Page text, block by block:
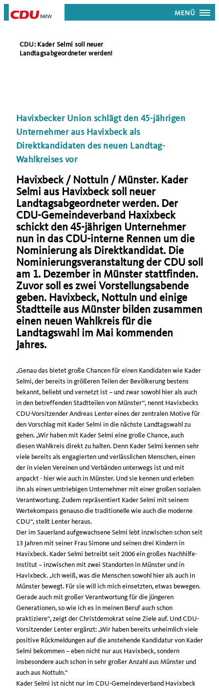
MENÜ
CDU: Kader Selmi soll neuer
Landtagsabgeordneter werden!
Havixbecker Union schlägt den 45-jährigen
Unternehmer aus Havixbeck als
Direktkandidaten des neuen Landtag-
Wahlkreises vor
Havixbeck / Nottuln / Münster. Kader
Selmi aus Havixbeck soll neuer
Landtagsabgeordneter werden. Der
CDU-Gemeindeverband Haxixbeck
schickt den 45-jährigen Unternehmer
nun in das CDU-interne Rennen um die
Nominierung als Direktkandidat. Die
Nominierungsveranstaltung der CDU soll
am 1. Dezember in Münster stattfinden.
Zuvor soll es zwei Vorstellungsabende
geben. Havixbeck, Nottuln und einige
Stadtteile aus Münster bilden zusammen
einen neuen Wahlkreis für die
Landtagswahl im Mai kommenden
Jahres.
Genau das bietet große Chancen für einen Kandidaten wie Kader
Selmi, der bereits in größeren Teilen der Bevölkerung bestens
bekannt, beliebt und vernetzt ist – und zwar sowohl hier als auch
in den betreffenden Stadtteilen von Münster“, nennt Havixbecks
CDU-Vorsitzender Andreas Lenter eines der zentralen Motive für
den Vorschlag mit Kader Selmi in die nächste Landtagswahl zu
gehen. „Wir haben mit Kader Selmi eine große Chance, auch
diesen Wahlkreis direkt zu halten. Denn Kader Selmi kennen sehr
viele bereits als engagierten und verlässlichen Menschen, einen
der in vielen Vereinen und Verbänden unterwegs ist und mit
anpackt - hier wie auch in Münster. Und sie kennen und erleben
ihn als einen umtriebigen Unternehmer mit einer großen sozialen
Verantwortung. Zudem repräsentiert Kader Selmi mit seinem
Wertekompass genauso die traditionelle wie auch die moderne
CDU“, stellt Lenter heraus.
Der im Sauerland aufgewachsene Selmi lebt inzwischen schon seit
13 Jahren mit seiner Frau Simone und seinen drei Kindern in
Havixbeck. Kader Selmi betreibt seit 2006 ein großes Nachhilfe-
Institut – inzwischen mit zwei Standorten in Münster und in
Havixbeck. „Ich weiß, was die Menschen sowohl hier als auch in
Münster bewegt. Für sie will ich mich einsetzten, etwas bewegen.
Gerade auch mit großer Verantwortung für die jüngeren
Generationen, so wie ich es in meinen Beruf auch schon
praktiziere“, zeigt der Christdemokrat seine Ziele auf. Und CDU-
Vorsitzender Lenter ergänzt: „Wir haben bereits unheimlich viele
positive Rückmeldungen auf die anstehende Kandidatur von Kader
Selmi bekommen – eben nicht nur aus Havixbeck, sondern
insbesondere auch schon in sehr großer Anzahl aus Münster und
auch aus Nottuln.“
Kader Selmi ist nicht nur im CDU-Gemeindeverband Havixbeck